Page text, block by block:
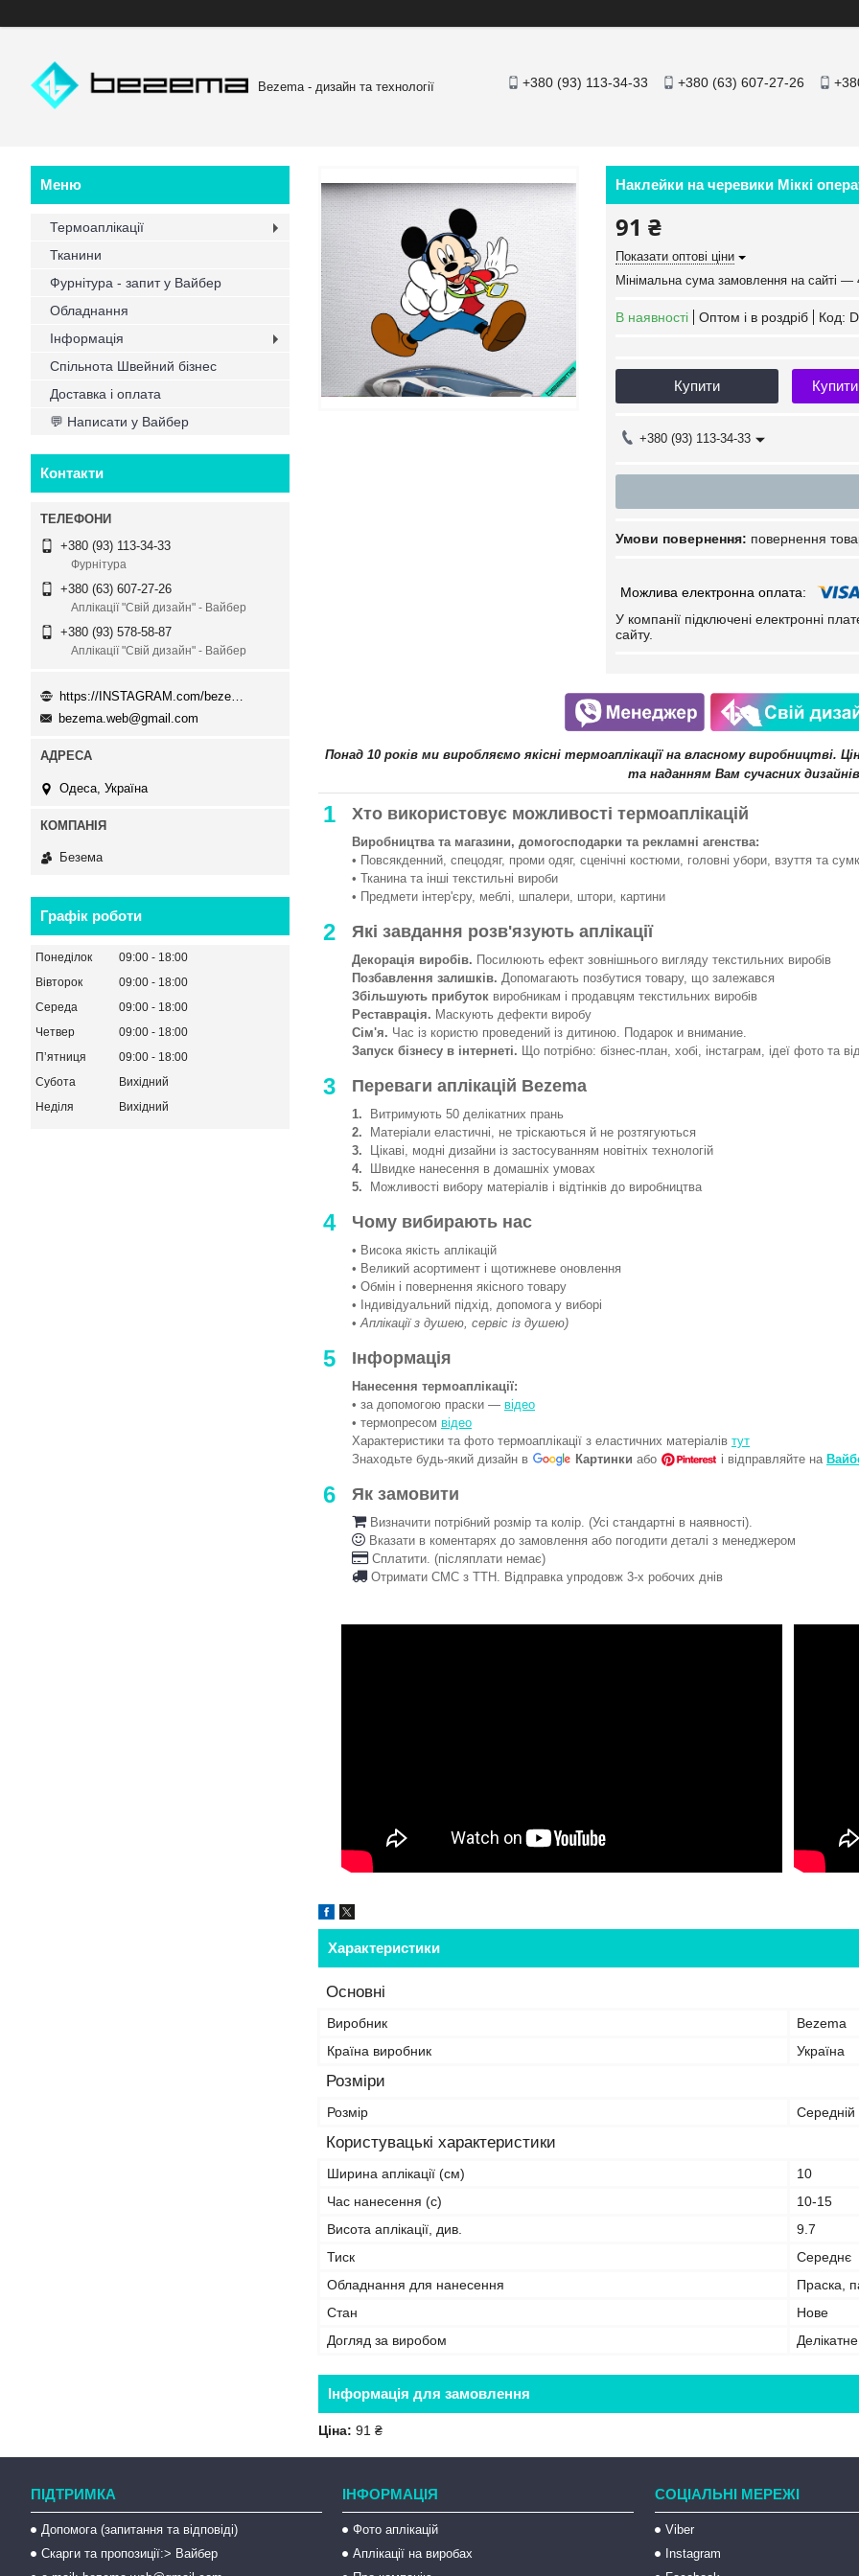
Bezema - дизайн та технології +380 (93) 113-34-33 +380 (63) 607-27-26
Наклейки на черевики Міккі
91 ₴
Показати оптові ціни
Мінімальна сума замовлення на сайті —
В наявності Оптом і в роздріб Код:
Купити
+380 (93) 113-34-33
повернення
У компанії підключені електронні
сайту.
Понад 10 років ми виробляємо якісні термоаплікації на власному виробництві.
та наданням Вам сучасних
1 Хто використовує можливості термоаплікацій
Виробництва та магазини, домогосподарки та рекламні агенства:
• Повсякденний, спецодяг, проми одяг, сценічні костюми, головні убори, взуття та
• Тканина та інші текстильні вироби
• Предмети інтер'єру, меблі, шпалери, штори, картини
2 Які завдання розв'язують аплікації
Декорація виробів. Посилюють ефект зовнішнього вигляду текстильних виробів
Позбавлення залишків. Допомагають позбутися товару, що залежався
Збільшують прибуток виробникам і продавцям текстильних виробів
Реставрація. Маскують дефекти виробу
Сім'я. Час із користю проведений із дитиною. Подарок и внимание.
Запуск бізнесу в інтернеті. Що потрібно: бізнес-план, хобі, інстаграм, ідеї фото та
3 Переваги аплікацій Bezema
1. Витримують 50 делікатних прань
2. Матеріали еластичні, не тріскаються й не розтягуються
3. Цікаві, модні дизайни із застосуванням новітніх технологій
4. Швидке нанесення в домашніх умовах
5. Можливості вибору матеріалів і відтінків до виробництва
4 Чому вибирають нас
• Висока якість аплікацій
• Великий асортимент і щотижневе оновлення
• Обмін і повернення якісного товару
• Індивідуальний підхід, допомога у виборі
•Аплікації з душею, сервіс із душею)
5 Інформація
Нанесення термоаплікації:
• за допомогою праски — відео
• термопресом відео
Характеристики та фото термоаплікації з еластичних матеріалів тут
Знаходьте будь-який дизайн в
Картинки або і відправляйте на
6 Як замовити
Визначити потрібний розмір та колір. (Усі стандартні в наявності).
Вказати в коментарях до замовлення або погодити деталі з менеджером
Сплатити. (післяплати немає)
Отримати СМС з ТТН. Відправка упродовж 3-х робочих днів
Характеристики
Основні
Виробник
Bezema
Країна виробник
Україна
Розміри
Розмір Середній
Користувацькі характеристики
Ширина аплікації (см)
10
Час нанесення (с)
10-15
Висота аплікації, див.
9.7
Тиск
Середнє
Обладнання для нанесення
Праска,
Стан
Нове
Догляд за виробом
Інформація для замовлення
Ціна: 91 ₴
Термоаплікації
Тканини
Фурнітура - запит у Вайбер
Обладнання
Інформація
Спільнота Швейний бізнес
Доставка і оплата
💬 Написати у Вайбер
Контакти
+380 (93) 113-34-33
Фурнітура
+380 (63) 607-27-26
Аплікації "Свій дизайн" - Вайбер
+380 (93) 578-58-87
Аплікації "Свій дизайн" - Вайбер
bezema.web@gmail.com
Одеса, Україна
Безема
Графік роботи
Понеділок 09:00
18:00
Вівторок
09:00
18:00
Середа
09:00
18:00
Четвер
09:00
18:00
Пʼятниця
09:00
18:00
Субота
Вихідний
Неділя
Вихідний
ПІДТРИМКА
Допомога (запитання та відповіді)
Скарги та пропозиції:> Вайбер
ІНФОРМАЦІЯ
Фото аплікацій
Аплікації на виробах
СОЦІАЛЬНІ МЕРЕЖІ
Viber
Instagram